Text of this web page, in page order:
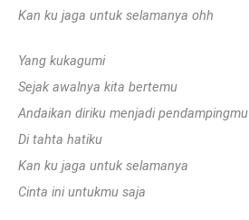
Kan ku jaga untuk selamanya ohh
Yang kukagumi
Sejak awalnya kita bertemu
Andaikan diriku menjadi pendampingmu
Di tahta hatiku
Kan ku jaga untuk selamanya
Cinta ini untukmu saja